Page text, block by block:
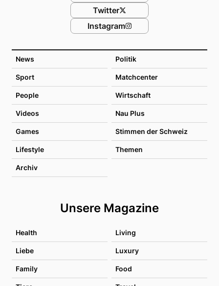
News Politik
Sport Matchcenter
People Wirtschaft
Videos Nau Plus
Games Stimmen der Schweiz
Lifestyle Themen
Archiv
Unsere Magazine
Health Living
Liebe Luxury
Family Food
Twitter
Instagram